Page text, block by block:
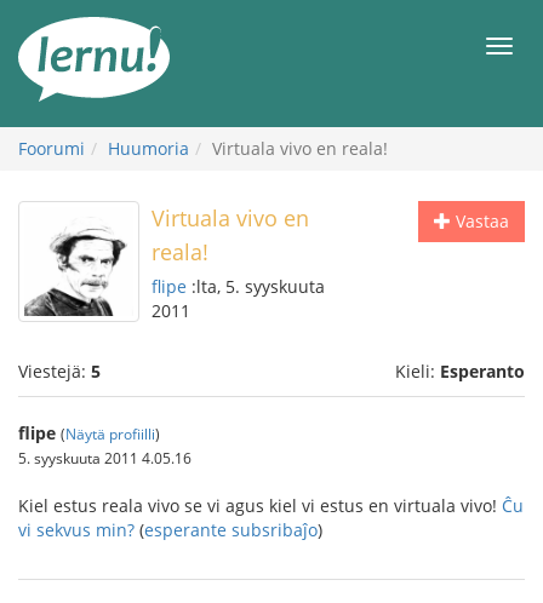
sisältöön
Foorumi Huumoria Virtuala vivo en reala!
Vastaa
Virtuala vivo en
reala!
flipe :lta, 5. syyskuuta
2011
Viestejä: 5 Kieli: Esperanto
flipe (Näytä profiilli)
5. syyskuuta 2011 4.05.16
Kiel estus reala vivo se vi agus kiel vi estus en virtuala vivo! Ĉu
vi sekvus min? (esperante subsribaĵo)